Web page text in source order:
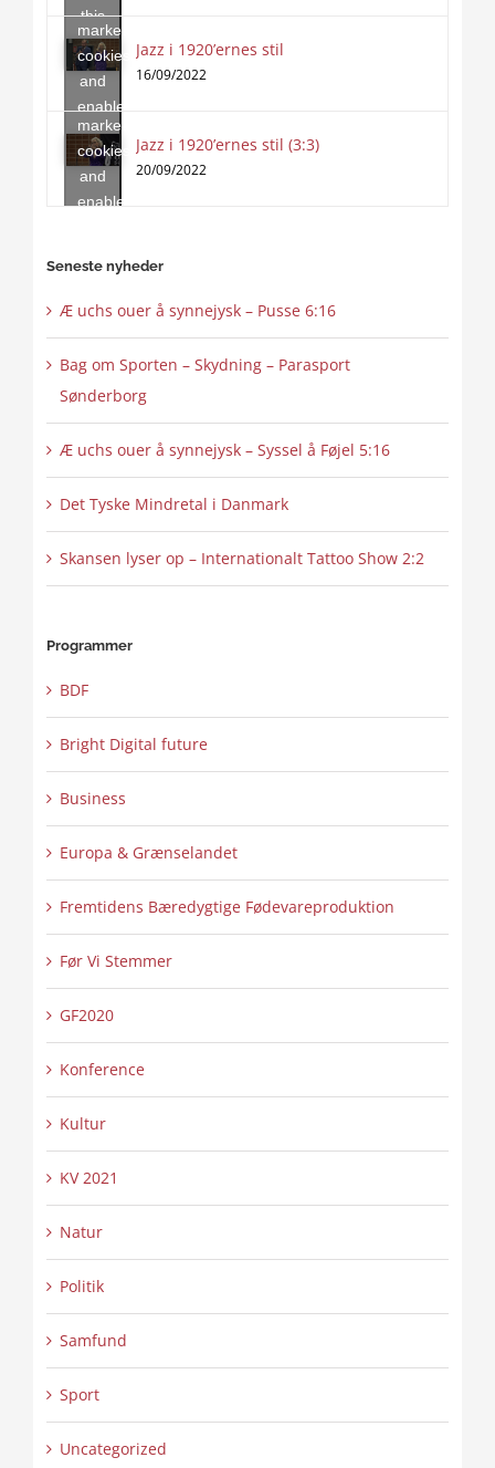
this
content
marketing
cookies
and
enable
this
content
Jazz i 1920’ernes stil
16/09/2022
Click
to
accept
marketing
cookies
and
enable
Jazz i 1920’ernes stil (3:3)
20/09/2022
Seneste nyheder
Æ uchs ouer å synnejysk – Pusse 6:16
Bag om Sporten – Skydning – Parasport
Sønderborg
Æ uchs ouer å synnejysk – Syssel å Føjel 5:16
Det Tyske Mindretal i Danmark
Skansen lyser op – Internationalt Tattoo Show 2:2
Programmer
BDF
Bright Digital future
Business
Europa & Grænselandet
Fremtidens Bæredygtige Fødevareproduktion
Før Vi Stemmer
GF2020
Konference
Kultur
KV 2021
Natur
Politik
Samfund
Sport
Uncategorized